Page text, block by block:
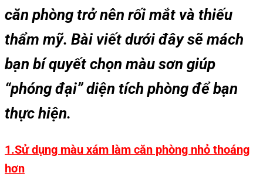
căn phòng trở nên rối mắt và thiếu
thẩm mỹ. Bài viết dưới đây sẽ mách
bạn bí quyết chọn màu sơn giúp
“phóng đại” diện tích phòng để bạn
thực hiện.
1.Sử dụng màu xám làm căn phòng nhỏ thoáng
hơn